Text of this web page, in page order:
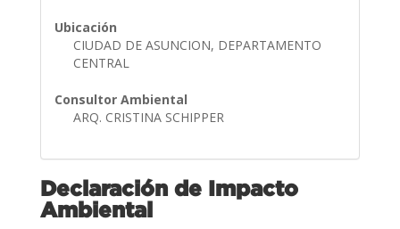
Ubicación
CIUDAD DE ASUNCION, DEPARTAMENTO
CENTRAL
Consultor Ambiental
ARQ. CRISTINA SCHIPPER
Declaración de Impacto
Ambiental